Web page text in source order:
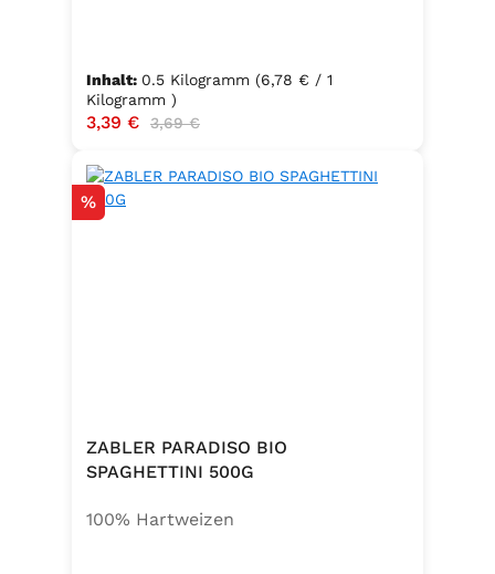
Inhalt: 0.5 Kilogramm (6,78 € / 1
Kilogramm )
Verkaufspreis:
3,39 € Regulärer Preis:
3,69 €
Rabatt
%
ZABLER PARADISO BIO
SPAGHETTINI 500G
100% Hartweizen